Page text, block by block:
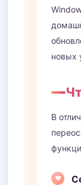
новых
В